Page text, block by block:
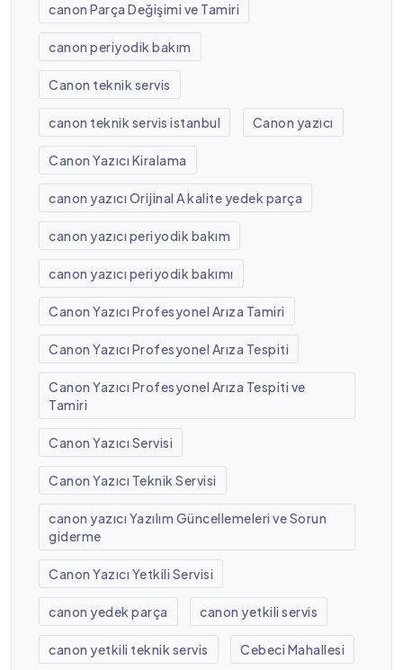
canon Parça Değişimi ve Tamiri
canon periyodik bakım
Canon teknik servis
canon teknik servis istanbul Canon yazıcı
Canon Yazıcı Kiralama
canon yazıcı Orijinal A kalite yedek parça
canon yazıcı periyodik bakım
canon yazıcı periyodik bakımı
Canon Yazıcı Profesyonel Arıza Tamiri
Canon Yazıcı Profesyonel Arıza Tespiti
Canon Yazıcı Profesyonel Arıza Tespiti ve
Tamiri
Canon Yazıcı Servisi
Canon Yazıcı Teknik Servisi
canon yazıcı Yazılım Güncellemeleri ve Sorun
giderme
Canon Yazıcı Yetkili Servisi
canon yedek parça canon yetkili servis
canon yetkili teknik servis Cebeci Mahallesi